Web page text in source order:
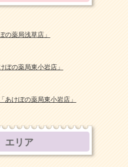
の薬局浅草店」
ぼの薬局東小岩店」
あけぼの薬局東小岩店」
エリア